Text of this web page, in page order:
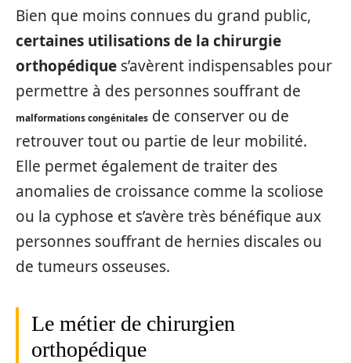
Bien que moins connues du grand public,
certaines utilisations de la chirurgie
orthopédique s’avèrent indispensables pour
permettre à des personnes souffrant de
malformations congénitales de conserver ou de
retrouver tout ou partie de leur mobilité.
Elle permet également de traiter des
anomalies de croissance comme la scoliose
ou la cyphose et s’avère très bénéfique aux
personnes souffrant de hernies discales ou
de tumeurs osseuses.
Le métier de chirurgien
orthopédique